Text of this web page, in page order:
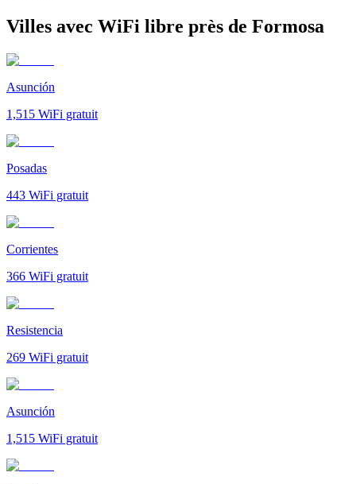
Villes avec WiFi libre près de Formosa
Asunción
1,515 WiFi gratuit
Posadas
443 WiFi gratuit
Corrientes
366 WiFi gratuit
Resistencia
269 WiFi gratuit
Asunción
1,515 WiFi gratuit